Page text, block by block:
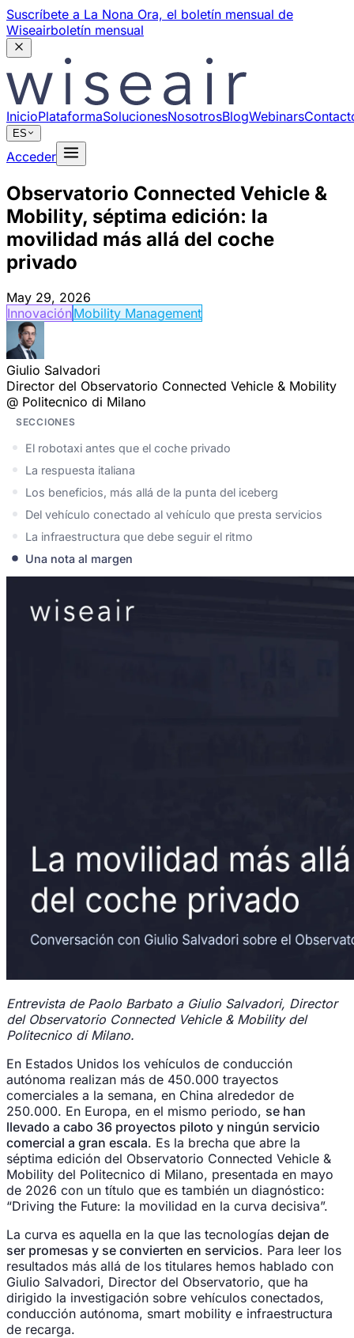
Suscríbete a La Nona Ora, el boletín mensual de
Wiseairboletín mensual
InicioPlataformaSolucionesNosotrosBlogWebinars
ES
Acceder
Observatorio Connected Vehicle &
Mobility, séptima edición: la
movilidad más allá del coche
privado
May 29, 2026
InnovaciónMobility Management
Giulio Salvadori
Director del Observatorio Connected Vehicle & Mobility
@ Politecnico di Milano
SECCIONES
El robotaxi antes que el coche privado
La respuesta italiana
Los beneficios, más allá de la punta del iceberg
Del vehículo conectado al vehículo que presta servicios
La infraestructura que debe seguir el ritmo
Una nota al margen
Entrevista de Paolo Barbato a Giulio Salvadori, Director
del Observatorio Connected Vehicle & Mobility del
Politecnico di Milano.
En Estados Unidos los vehículos de conducción
autónoma realizan más de 450.000 trayectos
comerciales a la semana, en China alrededor de
250.000. En Europa, en el mismo periodo, se han
llevado a cabo 36 proyectos piloto y ningún servicio
comercial a gran escala. Es la brecha que abre la
séptima edición del Observatorio Connected Vehicle &
Mobility del Politecnico di Milano, presentada en mayo
de 2026 con un título que es también un diagnóstico:
“Driving the Future: la movilidad en la curva decisiva”.
La curva es aquella en la que las tecnologías dejan de
ser promesas y se convierten en servicios. Para leer los
resultados más allá de los titulares hemos hablado con
Giulio Salvadori, Director del Observatorio, que ha
dirigido la investigación sobre vehículos conectados,
conducción autónoma, smart mobility e infraestructura
de recarga.